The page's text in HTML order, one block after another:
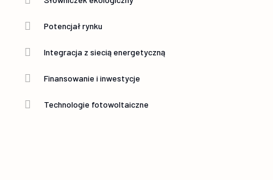
Potencjał rynku
Integracja z siecią energetyczną
Finansowanie i inwestycje
Technologie fotowoltaiczne